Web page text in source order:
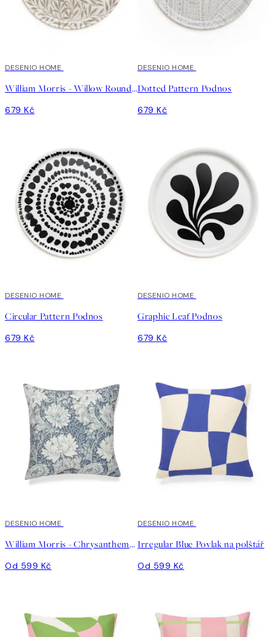
DESENIO HOME
William Morris - Willow Round Podnos
679 Kč
DESENIO HOME
Dotted Pattern Podnos
679 Kč
DESENIO HOME
Circular Pattern Podnos
679 Kč
DESENIO HOME
Graphic Leaf Podnos
679 Kč
DESENIO HOME
William Morris - Chrysanthemum Povlak na polštář
Od 599 Kč
DESENIO HOME
Irregular Blue Povlak na polštář
Od 599 Kč